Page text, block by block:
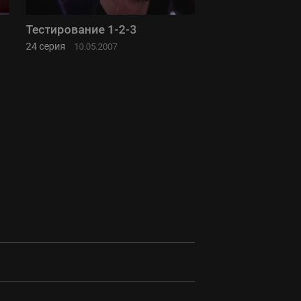
Тестирование 1-2-3
24 серия 10.05.2007